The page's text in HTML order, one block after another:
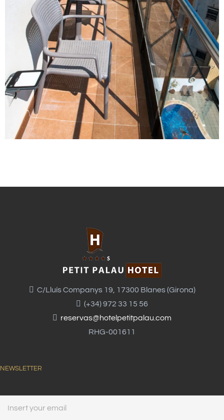
C/Lluís Companys 19, 17300 Blanes (Girona)
(+34) 972 33 15 56
reservas@hotelpetitpalau.com
RHG-001611
NEWSLETTER